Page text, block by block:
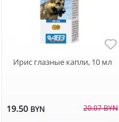
Ирис глазные капли, 10 мл
19.50 BYN 20.07 BYN